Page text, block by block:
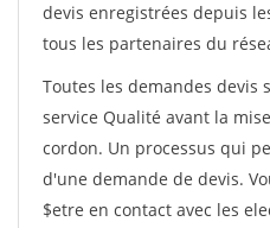
devis enregistrées depuis
tous les partenaires du
Toutes les demandes devis
service Qualité avant la
cordon. Un processus qui
d'une demande de devis.
$etre en contact avec les